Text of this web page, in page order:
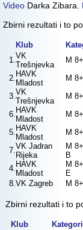
Video Darka Zibara.
Zbirni rezultati i to
Klub
1.VK
Trešnjevka
M
2. HAVK
Mladost
M
3.VK
Trešnjevka
M
6. HAVK
Mladost
M
5. HAVK
Mladost
M
7.VK Jadran
Rijeka
M
B
4. HAVK
Mladost
M
E
8.VK Zagreb M
Zbirni rezultati i to
Klub